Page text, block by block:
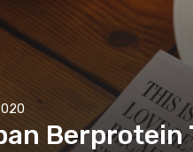
Berprotein